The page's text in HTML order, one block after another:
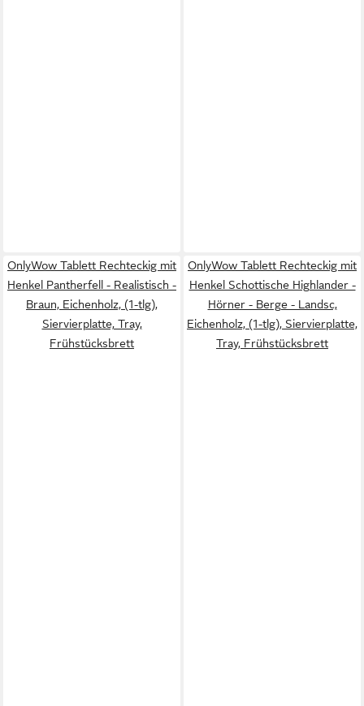
OnlyWow Tablett Rechteckig mit
Henkel Pantherfell - Realistisch -
Braun, Eichenholz, (1-tlg),
Siervierplatte, Tray,
Frühstücksbrett
OnlyWow Tablett Rechteckig mit
Henkel Schottische Highlander -
Hörner - Berge - Landsc,
Eichenholz, (1-tlg), Siervierplatte,
Tray, Frühstücksbrett